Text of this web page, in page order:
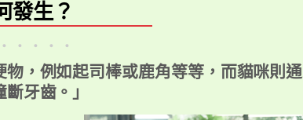
發生？
．．．．
物，例如起司棒或鹿角等等，而貓咪則通
牙齒。」